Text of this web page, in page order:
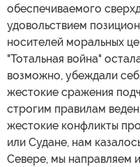
обеспечиваемого
удовольствием
носителей моральных
"Тотальная война"
возможно, убеждали
жестокие сражения
строгим правилам
жестокие конфликты
или Судане, нам
Севере, мы направляем